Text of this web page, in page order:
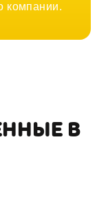
компании.
В